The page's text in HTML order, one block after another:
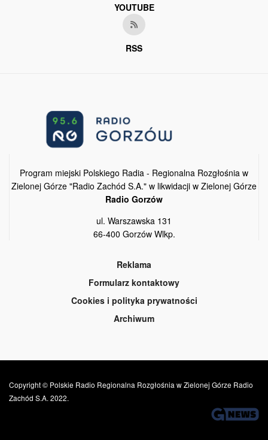
YOUTUBE
RSS
Program miejski Polskiego Radia - Regionalna Rozgłośnia w
Zielonej Górze "Radio Zachód S.A." w likwidacji w Zielonej Górze
Radio Gorzów
ul. Warszawska 131
66-400 Gorzów Wlkp.
Reklama
Formularz kontaktowy
Cookies i polityka prywatności
Archiwum
Copyright © Polskie Radio Regionalna Rozgłośnia w Zielonej Górze Radio
Zachód S.A. 2022.